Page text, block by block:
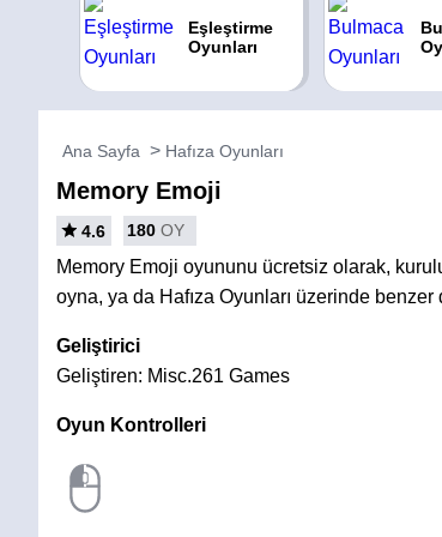
Eşleştirme
Oyunları
Ana Sayfa Hafıza Oyunları
Memory Emoji
4.6 180 OY
Memory Emoji oyununu ücretsiz olarak,
oyna, ya da Hafıza Oyunları üzerinde benzer
Geliştirici
Geliştiren: Misc.261 Games
Oyun Kontrolleri